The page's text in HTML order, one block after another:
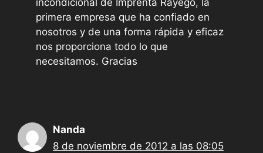
primera empresa que ha confiado en
nosotros y de una forma rápida y eficaz
nos proporciona todo lo que
necesitamos. Gracias
Nanda
8 de noviembre de 2012 a las 08:05